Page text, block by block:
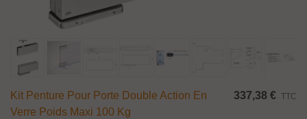
Kit Penture Pour Porte Double Action En
Verre Poids Maxi 100 Kg
337,38 € TTC